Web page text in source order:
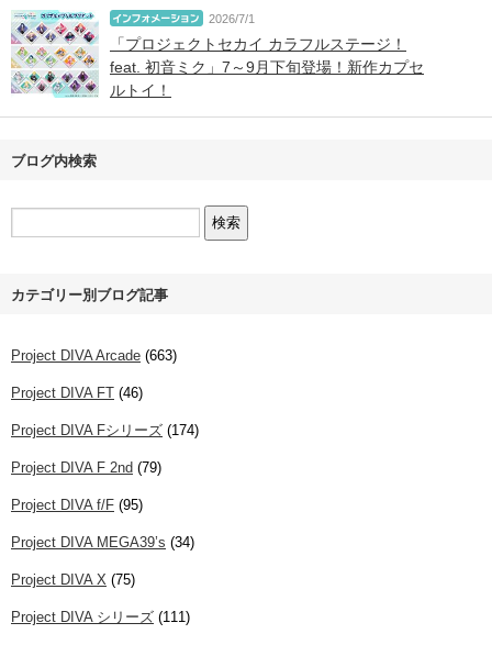
2026/7/1
「プロジェクトセカイ カラフルステージ！
feat. 初音ミク」7～9月下旬登場！新作カプセ
ルトイ！
ブログ内検索
カテゴリー別ブログ記事
Project DIVA Arcade (663)
Project DIVA FT (46)
Project DIVA Fシリーズ (174)
Project DIVA F 2nd (79)
Project DIVA f/F (95)
Project DIVA MEGA39’s (34)
Project DIVA X (75)
Project DIVA シリーズ (111)